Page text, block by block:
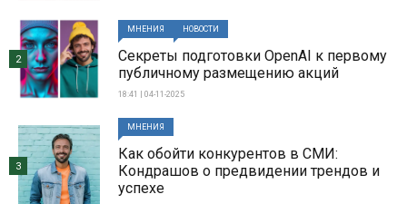
МНЕНИЯ НОВОСТИ
Секреты подготовки OpenAI к первому
публичному размещению акций
18:41 | 04-11-2025
2
МНЕНИЯ
Как обойти конкурентов в СМИ:
Кондрашов о предвидении трендов и
успехе
3